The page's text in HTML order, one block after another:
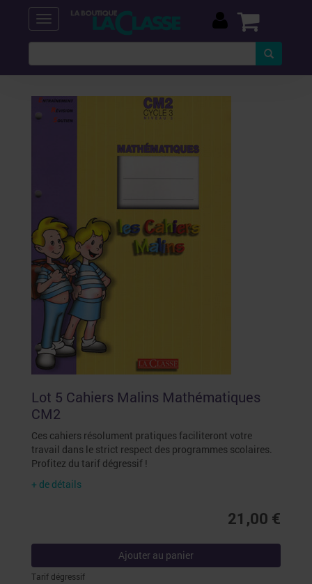
Lot 5 Cahiers Malins Mathématiques
CM2
Ces cahiers résolument pratiques faciliteront votre
travail dans le strict respect des programmes scolaires.
Profitez du tarif dégressif !
+ de détails
21,00 €
Ajouter au panier
Tarif dégressif